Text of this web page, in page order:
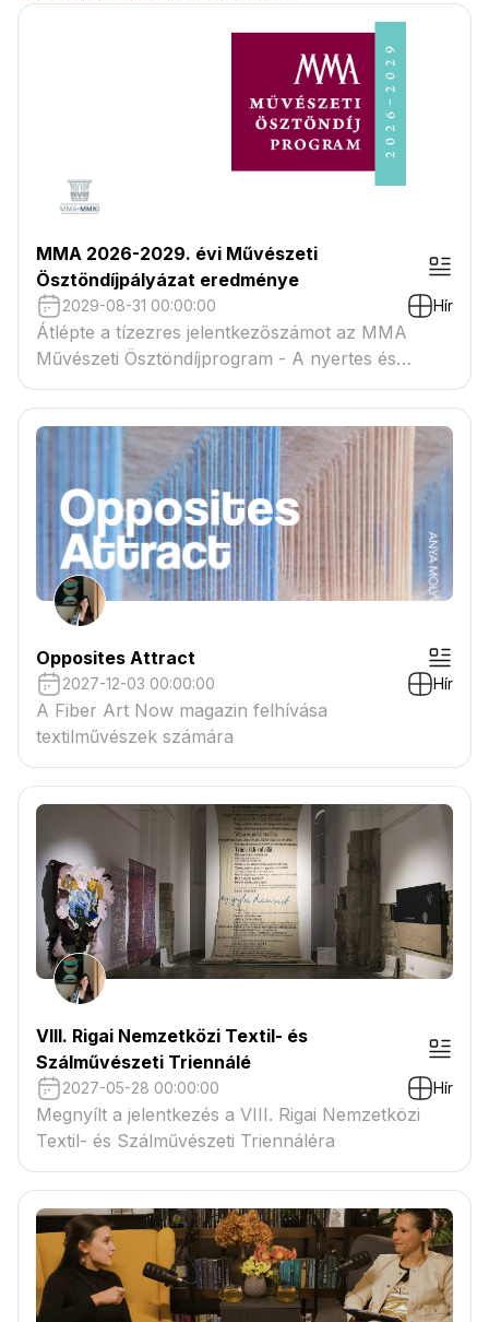
MMA 2026-2029. évi Művészeti
Ösztöndíjpályázat eredménye
2029-08-31 00:00:00 Hír
Átlépte a tízezres jelentkezőszámot az MMA
Művészeti Ösztöndíjprogram - A nyertes és
tartaléklistás pályázók névsora megtekinthető a
csatolmányban
Opposites Attract
2027-12-03 00:00:00 Hír
A Fiber Art Now magazin felhívása
textilművészek számára
VIII. Rigai Nemzetközi Textil- és
Szálművészeti Triennálé
2027-05-28 00:00:00 Hír
Megnyílt a jelentkezés a VIII. Rigai Nemzetközi
Textil- és Szálművészeti Triennáléra